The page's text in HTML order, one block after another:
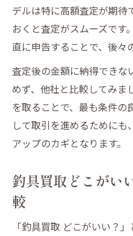
デルは特に高額査定が期待
おくと査定がスムーズです
直に申告することで、後々
査定後の金額に納得できな
めず、他社と比較してみま
を取ることで、最も条件の
して取引を進めるために
アップのカギとなります。
釣具買取どこがい
較
「釣具買取 どこがいい？